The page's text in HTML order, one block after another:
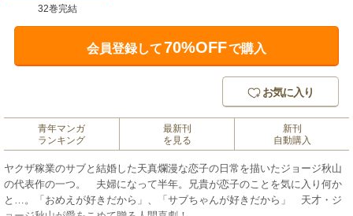
32巻完結
会員登録して70%OFFで購入
お気に入り
青年マンガ
ランキング
最新刊
を見る
新刊
自動購入
ヤクザ稼業のサブと結婚した天真爛漫な恋子の日常を描いたジョージ秋山
の代表作の一つ。 夫婦になって半年。兄貴が恋子のことを気に入り何か
と…。「おめえが好きだから」、「サブちゃんが好きだから」 天才・ジ